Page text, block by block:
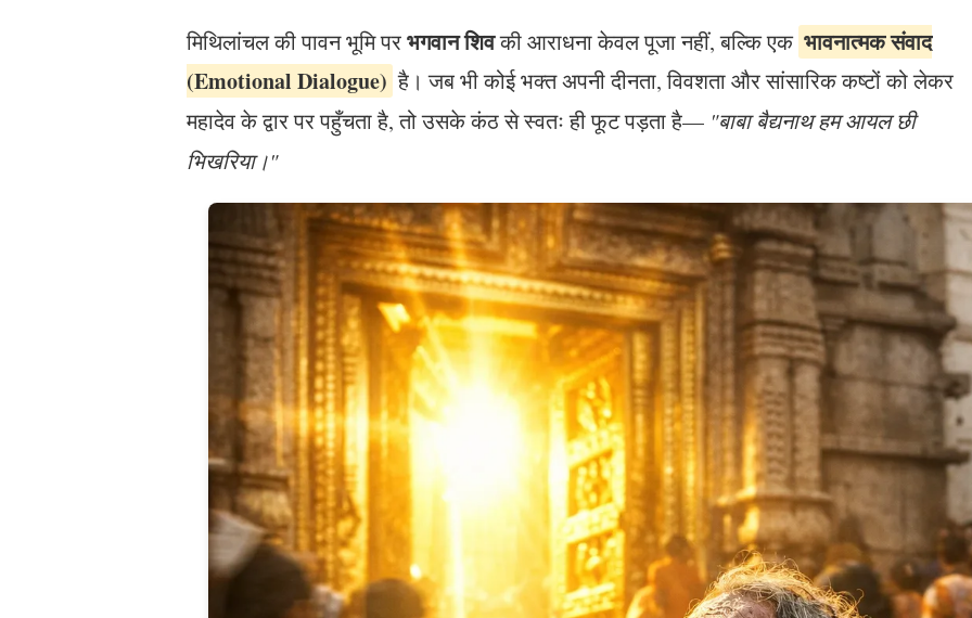
मिथिलांचल की पावन भूमि परभगवान शिवकी आराधना केवल पूजा नहीं, बल्कि एक भावनात्मक संवाद
(Emotional Dialogue) है। जब भी कोई भक्त अपनी दीनता, विवशता और सांसारिक कष्टों को लेकर
महादेव के द्वार पर पहुँचता है, तो उसके कंठ से स्वतः ही फूट पड़ता है— "बाबा बैद्यनाथ हम आयल छी
भिखरिया।"